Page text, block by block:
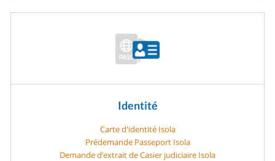
Identité
Carte d'identité Isola
Prédemande Passeport Isola
Demande d’extrait de Casier judiciaire Isola